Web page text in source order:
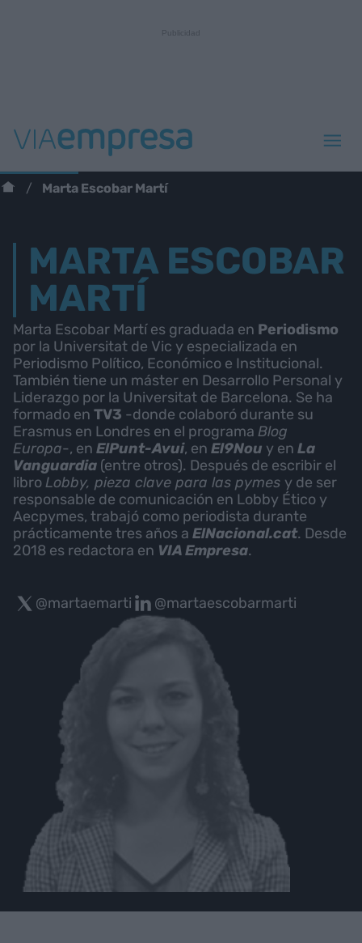
Marta Escobar Martí
MARTA ESCOBAR
MARTÍ
Marta Escobar Martí es graduada en Periodismo
por la Universitat de Vic y especializada en
Periodismo Político, Económico e Institucional.
También tiene un máster en Desarrollo Personal y
Liderazgo por la Universitat de Barcelona. Se ha
formado en TV3 -donde colaboró durante su
Erasmus en Londres en el programa Blog
Europa-, en ElPunt-Avui, en El9Nou y en La
Vanguardia (entre otros). Después de escribir el
libroLobby, pieza clave para las pymes y de ser
responsable de comunicación en Lobby Ético y
Aecpymes, trabajó como periodista durante
prácticamente tres años a ElNacional.cat. Desde
2018 es redactora en VIA Empresa.
@martaemarti @martaescobarmarti